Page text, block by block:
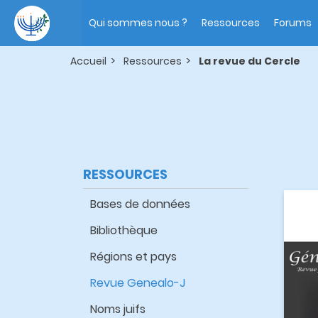
contenu
principal
navigation
Qui sommes nous ? Ressources Forums
Accueil Ressources La revue du Cercle
RESSOURCES
Bases de données
Bibliothèque
Régions et pays
Revue Genealo-J
Noms juifs